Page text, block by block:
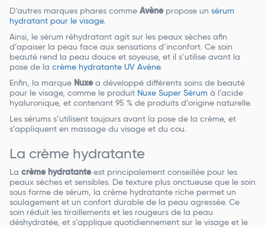
D’autres marques phares comme Avènepropose un sérum
hydratant pour le visage.
Ainsi, le sérum réhydratant agit sur les peaux sèches afin
d’apaiser la peau face aux sensations d’inconfort. Ce soin
beauté rend la peau douce et soyeuse, et il s’utilise avant la
pose de la crème hydratante UV Avène.
Enfin, la marque Nuxea développé différents soins de beauté
pour le visage, comme le produit Nuxe Super Sérum à l’acide
hyaluronique, et contenant 95 % de produits d’origine naturelle.
Les sérums s’utilisent toujours avant la pose de la crème, et
s’appliquent en massage du visage et du cou.
La crème hydratante
La crème hydratanteest principalement conseillée pour les
peaux sèches et sensibles. De texture plus onctueuse que le soin
sous forme de sérum, la crème hydratante riche permet un
soulagement et un confort durable de la peau agressée. Ce
soin réduit les tiraillements et les rougeurs de la peau
déshydratée, et s’applique quotidiennement sur le visage et le